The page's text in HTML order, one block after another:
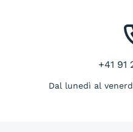
+41 91
Dal lunedì al